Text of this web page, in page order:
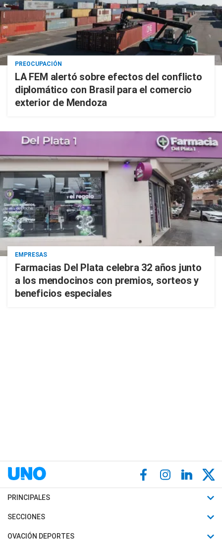
PREOCUPACIÓN
LA FEM alertó sobre efectos del conflicto
diplomático con Brasil para el comercio
exterior de Mendoza
EMPRESAS
Farmacias Del Plata celebra 32 años junto
a los mendocinos con premios, sorteos y
beneficios especiales
PRINCIPALES
Últimas Noticias
Política
SECCIONES
Horóscopo
OVACIÓN DEPORTES